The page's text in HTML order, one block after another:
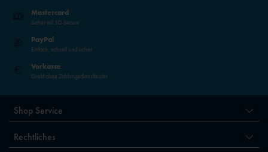
Mastercard
Sicher mit 3D-Secure
PayPal
Einfach, schnell und sicher
Vorkasse
Direkt ohne Zahlungsdienstleister
Shop Service
Rechtliches